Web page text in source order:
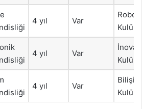
4 yıl Var
Robot
Kulübü
4 yıl Var
İnova
Kulübü
4 yıl Var
Bilişim
Kulübü